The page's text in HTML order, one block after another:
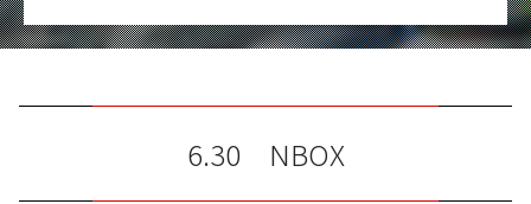
6.30 NBOX